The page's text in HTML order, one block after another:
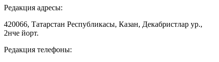
Редакция адресы:
420066, Татарстан Республикасы, Казан, Декабристлар ур.,
2нче йорт.
Редакция телефоны: